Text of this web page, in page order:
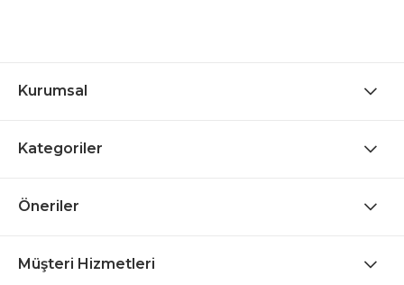
Kurumsal
Kategoriler
Öneriler
Müşteri Hizmetleri